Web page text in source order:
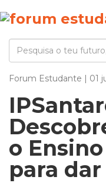
Forum Estudante | 01
o
para dar